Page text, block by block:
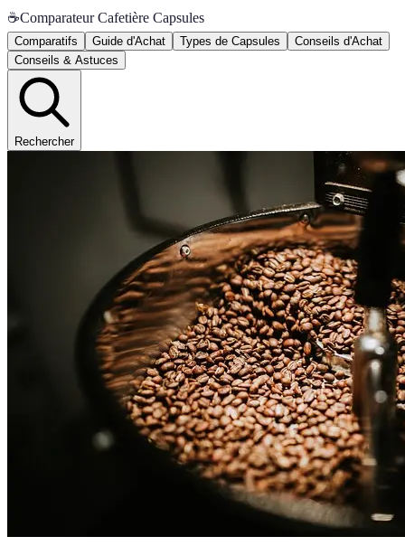
☕Comparateur Cafetière Capsules
Comparatifs Guide d'Achat Types de Capsules
Conseils d'Achat
Conseils & Astuces
Rechercher